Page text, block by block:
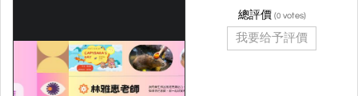
總評價 (0 votes)
我要给予評價